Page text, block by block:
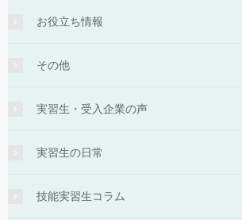
お役立ち情報
その他
実習生・受入企業の声
実習生の日常
技能実習生コラム